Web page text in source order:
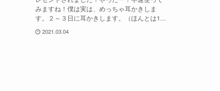
みますね！僕は実は、めっちゃ耳かきしま
す。２～３日に耳かきします。（ほんとは1...
2021.03.04